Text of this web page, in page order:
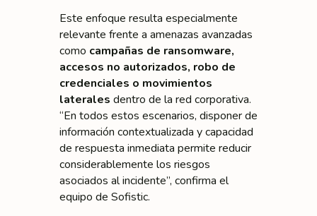
Este enfoque resulta especialmente
relevante frente a amenazas avanzadas
como campañas de ransomware,
accesos no autorizados, robo de
credenciales o movimientos
laterales dentro de la red corporativa.
“En todos estos escenarios, disponer de
información contextualizada y capacidad
de respuesta inmediata permite reducir
considerablemente los riesgos
asociados al incidente”, confirma el
equipo de Sofistic.